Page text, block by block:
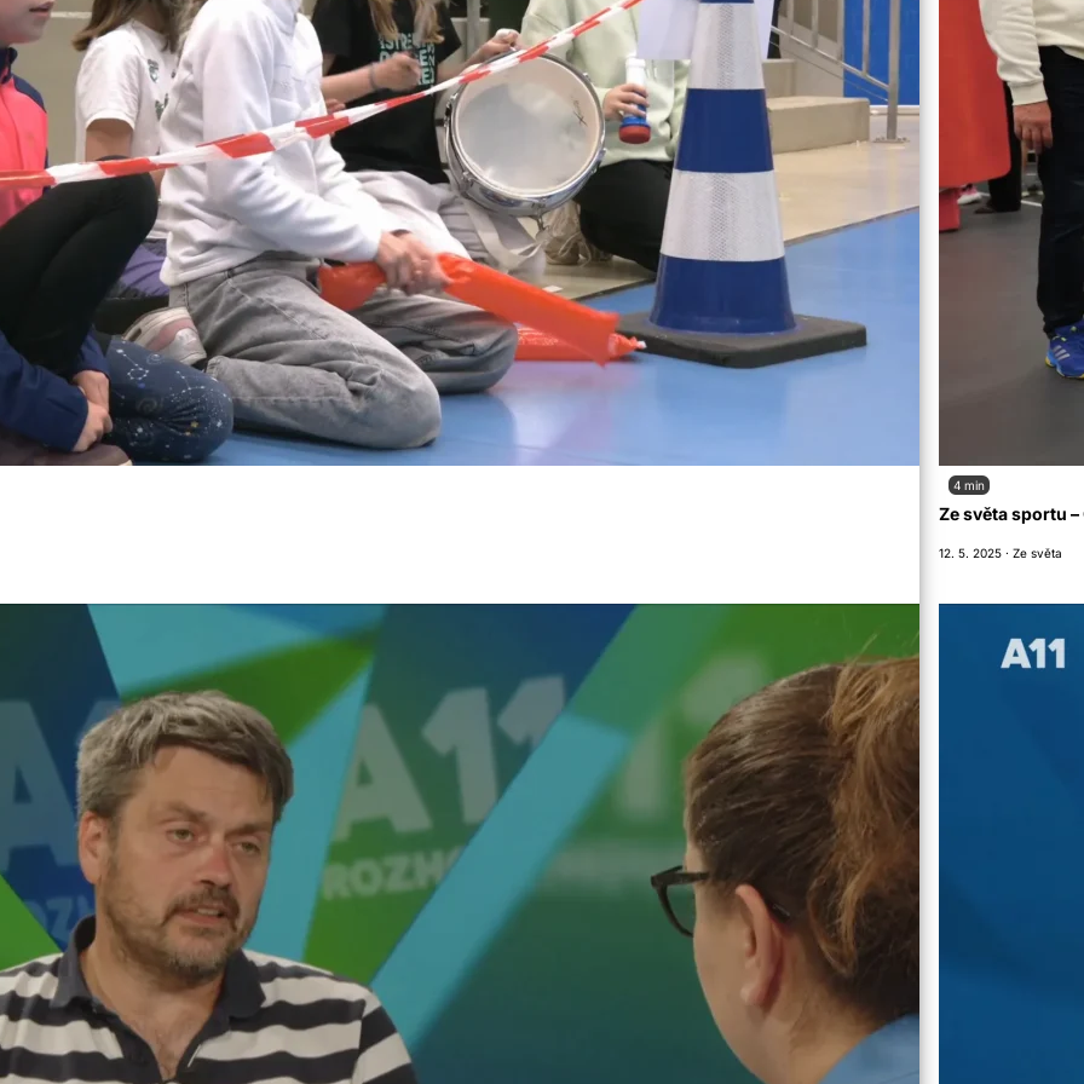
4 min
Ze světa sportu –
12. 5. 2025 · Ze světa
advokátní komory